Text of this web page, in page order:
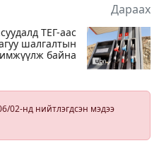
Дараах
ТЕГ-аас
шалгалтын
байна
02-нд нийтлэгдсэн мэдээ